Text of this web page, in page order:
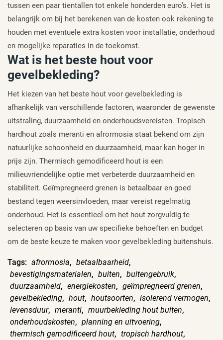
tussen een paar tientallen tot enkele honderden euro’s. Het is
belangrijk om bij het berekenen van de kosten ook rekening te
houden met eventuele extra kosten voor installatie, onderhoud
en mogelijke reparaties in de toekomst.
Wat is het beste hout voor
gevelbekleding?
Het kiezen van het beste hout voor gevelbekleding is
afhankelijk van verschillende factoren, waaronder de gewenste
uitstraling, duurzaamheid en onderhoudsvereisten. Tropisch
hardhout zoals meranti en afrormosia staat bekend om zijn
natuurlijke schoonheid en duurzaamheid, maar kan hoger in
prijs zijn. Thermisch gemodificeerd hout is een
milieuvriendelijke optie met verbeterde duurzaamheid en
stabiliteit. Geïmpregneerd grenen is betaalbaar en goed
bestand tegen weersinvloeden, maar vereist regelmatig
onderhoud. Het is essentieel om het hout zorgvuldig te
selecteren op basis van uw specifieke behoeften en budget
om de beste keuze te maken voor gevelbekleding buitenshuis.
Tags: afrormosia, betaalbaarheid,
bevestigingsmaterialen, buiten, buitengebruik,
duurzaamheid, energiekosten, geïmpregneerd grenen,
gevelbekleding, hout, houtsoorten, isolerend vermogen,
levensduur, meranti, muurbekleding hout buiten,
onderhoudskosten, planning en uitvoering,
thermisch gemodificeerd hout, tropisch hardhout,